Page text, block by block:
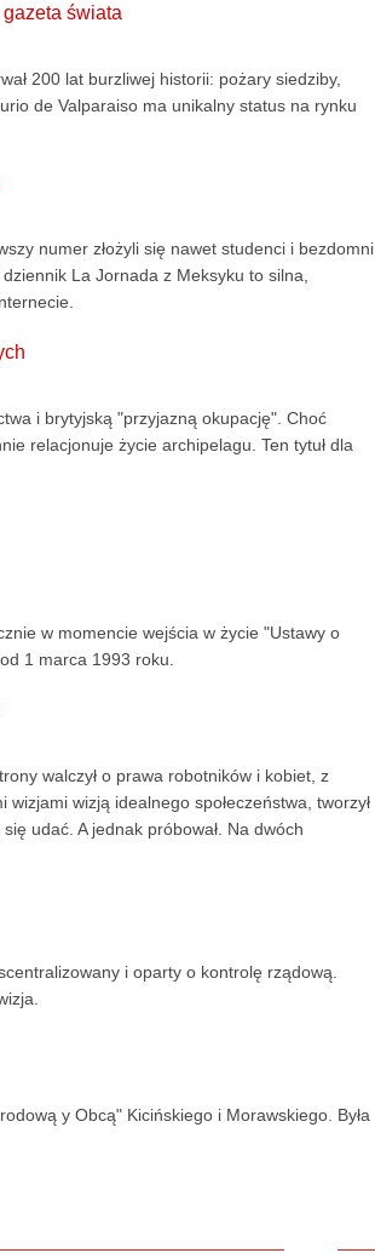
świata
200 lat burzliwej historii: pożary siedziby,
de Valparaiso ma unikalny status na rynku
numer złożyli się nawet studenci i bezdomni.
La Jornada z Meksyku to silna,
i brytyjską "przyjazną okupację". Choć
relacjonuje życie archipelagu. Ten tytuł dla
w momencie wejścia w życie "Ustawy o
1 marca 1993 roku.
walczył o prawa robotników i kobiet, z
wizją idealnego społeczeństwa, tworzył
udać. A jednak próbował. Na dwóch
i oparty o kontrolę rządową.
y Obcą" Kicińskiego i Morawskiego. Była